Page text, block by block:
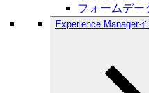
フォームデー
Experience Manager